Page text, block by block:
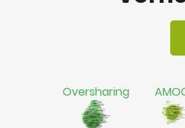
Oversharing